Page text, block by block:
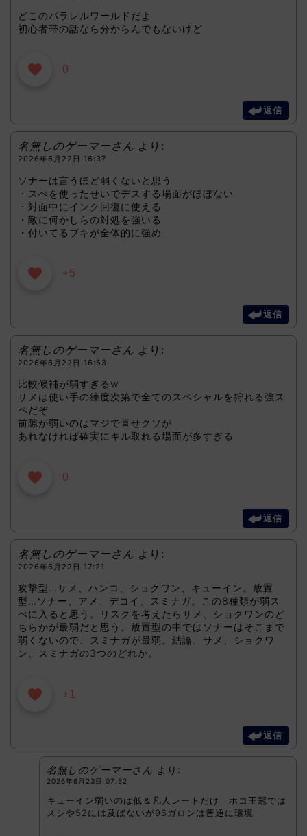
どこのパラレルワールドだよ
初心者帯の話なら分からんでもないけど
0
返信
名無しのゲーマーさん より:
2026年6月22日 16:37
ソナーは言うほど弱くないと思う
・スぺを使ったせいでデスする場面がほぼない
・対面中にインク回復に使える
・敵に何かしらの対処を強いる
・付いてるブキが全体的に強め
+5
返信
名無しのゲーマーさん より:
2026年6月22日 16:53
比較候補が弱すぎるw
サメは使い手の練度次第で全てのスペシャルを狩れる強ス
ペだぞ
前隙が弱いのはマジで直せクソが
あれなければ確実にキル取れる場面が多すぎる
0
返信
名無しのゲーマーさん より:
2026年6月22日 17:21
攻撃型…サメ、ハンコ、ショクワン、キューイン。放置
型…ソナー、アメ、デコイ、スミナガ。この8種類が弱ス
ぺに入ると思う。リスクを考えたらサメ、ショクワンのど
ちらかが最弱だと思う。放置型の中ではソナーはそこまで
弱くないので、スミナガが最弱。結論、サメ、ショクワ
ン、スミナガの3つのどれか。
+1
返信
名無しのゲーマーさん より:
2026年6月23日 07:52
キューイン弱いのは低＆凡人レートだけ ホコ王冠では
スシや52には及ばないが96ガロンは普通に環境